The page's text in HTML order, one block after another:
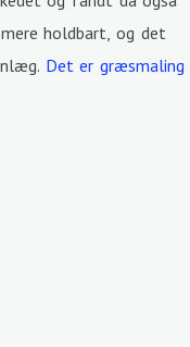
holdbart, og det
Det er græsmaling